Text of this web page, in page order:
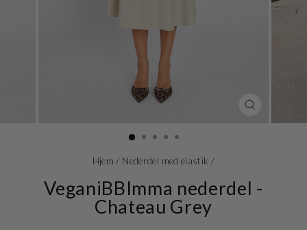
(ESC)
Hjem / Nederdel med elastik /
VeganiBBImma nederdel -
Chateau Grey